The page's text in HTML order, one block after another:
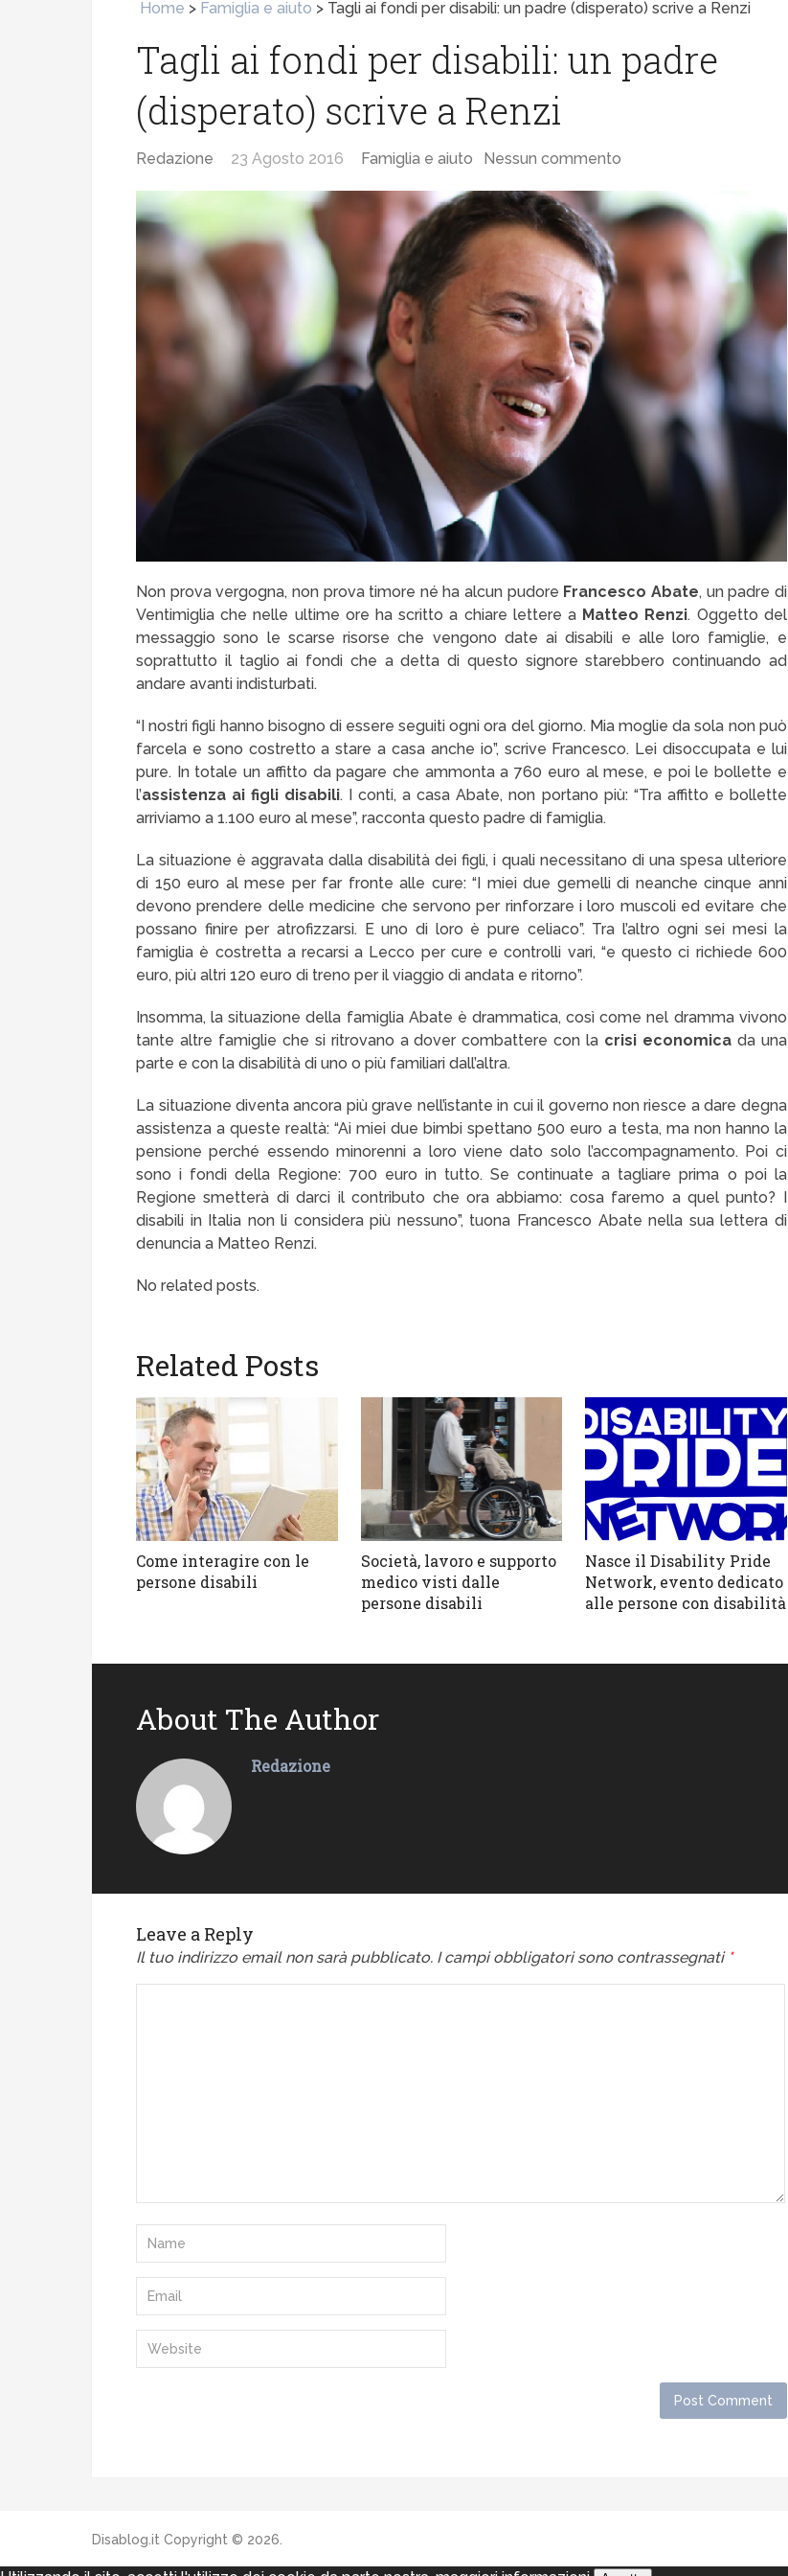
Home > Famiglia e aiuto > Tagli ai fondi per disabili: un padre (disperato) scrive a Renzi
Tagli ai fondi per disabili: un padre
(disperato) scrive a Renzi
Redazione 23 Agosto 2016 Famiglia e aiuto Nessun commento
Non prova vergogna, non prova timore né ha alcun pudore Francesco Abate, un padre di
Ventimiglia che nelle ultime ore ha scritto a chiare lettere a Matteo Renzi. Oggetto del
messaggio sono le scarse risorse che vengono date ai disabili e alle loro famiglie, e
soprattutto il taglio ai fondi che a detta di questo signore starebbero continuando ad
andare avanti indisturbati.
“I nostri figli hanno bisogno di essere seguiti ogni ora del giorno. Mia moglie da sola non può
farcela e sono costretto a stare a casa anche io”, scrive Francesco. Lei disoccupata e lui
pure. In totale un affitto da pagare che ammonta a 760 euro al mese, e poi le bollette e
l’assistenza ai figli disabili. I conti, a casa Abate, non portano più: “Tra affitto e bollette
arriviamo a 1.100 euro al mese”, racconta questo padre di famiglia.
La situazione è aggravata dalla disabilità dei figli, i quali necessitano di una spesa ulteriore
di 150 euro al mese per far fronte alle cure: “I miei due gemelli di neanche cinque anni
devono prendere delle medicine che servono per rinforzare i loro muscoli ed evitare che
possano finire per atrofizzarsi. E uno di loro è pure celiaco”. Tra l’altro ogni sei mesi la
famiglia è costretta a recarsi a Lecco per cure e controlli vari, “e questo ci richiede 600
euro, più altri 120 euro di treno per il viaggio di andata e ritorno”.
Insomma, la situazione della famiglia Abate è drammatica, così come nel dramma vivono
tante altre famiglie che si ritrovano a dover combattere con la crisi economicada una
parte e con la disabilità di uno o più familiari dall’altra.
La situazione diventa ancora più grave nell’istante in cui il governo non riesce a dare degna
assistenza a queste realtà: “Ai miei due bimbi spettano 500 euro a testa, ma non hanno la
pensione perché essendo minorenni a loro viene dato solo l’accompagnamento. Poi ci
sono i fondi della Regione: 700 euro in tutto. Se continuate a tagliare prima o poi la
Regione smetterà di darci il contributo che ora abbiamo: cosa faremo a quel punto? I
disabili in Italia non li considera più nessuno”, tuona Francesco Abate nella sua lettera di
denuncia a Matteo Renzi.
No related posts.
Related Posts
Come interagire con le
persone disabili
Società, lavoro e supporto
medico visti dalle
persone disabili
Nasce il Disability Pride
Network, evento dedicato
alle persone con disabilità
About The Author
Redazione
Leave a Reply
Il tuo indirizzo email non sarà pubblicato. I campi obbligatori sono contrassegnati *
Disablog.it Copyright © 2026.